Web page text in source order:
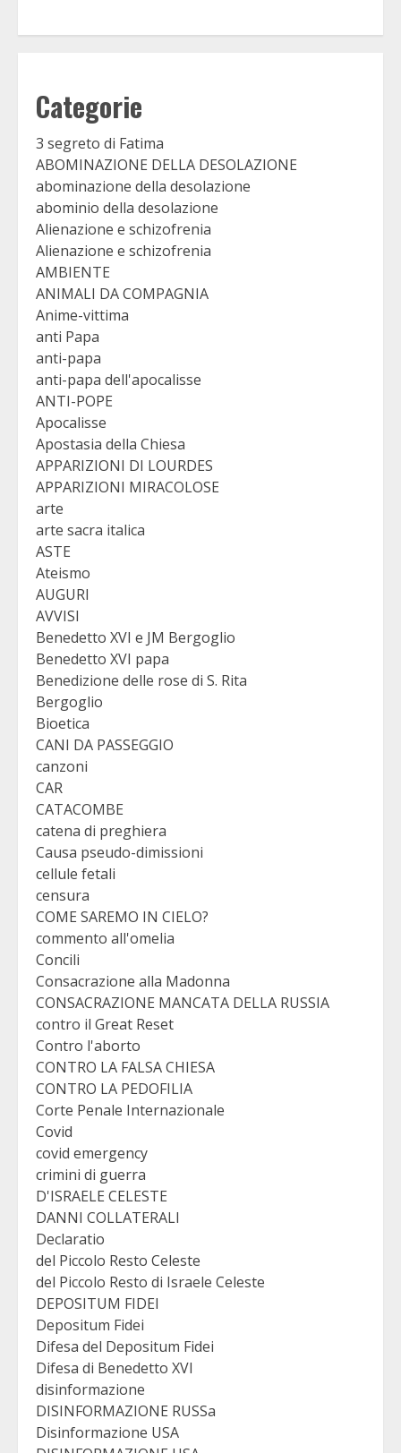
Categorie
3 segreto di Fatima
ABOMINAZIONE DELLA DESOLAZIONE
abominazione della desolazione
abominio della desolazione
Alienazione e schizofrenia
Alienazione e schizofrenia
AMBIENTE
ANIMALI DA COMPAGNIA
Anime-vittima
anti Papa
anti-papa
anti-papa dell'apocalisse
ANTI-POPE
Apocalisse
Apostasia della Chiesa
APPARIZIONI DI LOURDES
APPARIZIONI MIRACOLOSE
arte
arte sacra italica
ASTE
Ateismo
AUGURI
AVVISI
Benedetto XVI e JM Bergoglio
Benedetto XVI papa
Benedizione delle rose di S. Rita
Bergoglio
Bioetica
CANI DA PASSEGGIO
canzoni
CAR
CATACOMBE
catena di preghiera
Causa pseudo-dimissioni
cellule fetali
censura
COME SAREMO IN CIELO?
commento all'omelia
Concili
Consacrazione alla Madonna
CONSACRAZIONE MANCATA DELLA RUSSIA
contro il Great Reset
Contro l'aborto
CONTRO LA FALSA CHIESA
CONTRO LA PEDOFILIA
Corte Penale Internazionale
Covid
covid emergency
crimini di guerra
D'ISRAELE CELESTE
DANNI COLLATERALI
Declaratio
del Piccolo Resto Celeste
del Piccolo Resto di Israele Celeste
DEPOSITUM FIDEI
Depositum Fidei
Difesa del Depositum Fidei
Difesa di Benedetto XVI
disinformazione
DISINFORMAZIONE RUSSa
Disinformazione USA